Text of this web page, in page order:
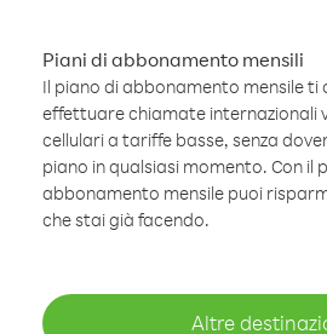
Piani di abbonamento mensili
Il piano di abbonamento mensile ti
effettuare chiamate internazionali
cellulari a tariffe basse, senza
piano in qualsiasi momento. Con il
abbonamento mensile puoi
che stai già facendo.
Altre